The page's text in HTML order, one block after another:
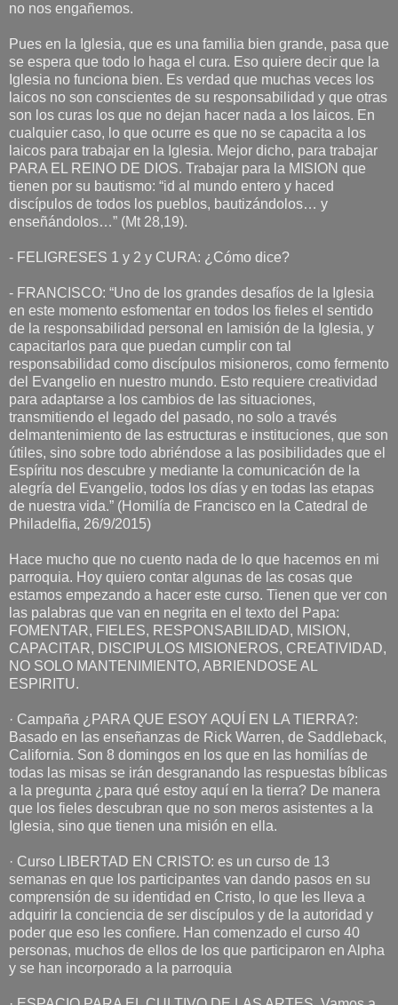
no nos engañemos.
Pues en la Iglesia, que es una familia bien grande, pasa que
se espera que todo lo haga el cura. Eso quiere decir que la
Iglesia no funciona bien. Es verdad que muchas veces los
laicos no son conscientes de su responsabilidad y que otras
son los curas los que no dejan hacer nada a los laicos. En
cualquier caso, lo que ocurre es que no se capacita a los
laicos para trabajar en la Iglesia. Mejor dicho, para trabajar
PARA EL REINO DE DIOS. Trabajar para la MISION que
tienen por su bautismo: “id al mundo entero y haced
discípulos de todos los pueblos, bautizándolos… y
enseñándolos…” (Mt 28,19).
- FELIGRESES 1 y 2 y CURA: ¿Cómo dice?
- FRANCISCO: “Uno de los grandes desafíos de la Iglesia
en este momento esfomentar en todos los fieles el sentido
de la responsabilidad personal en lamisión de la Iglesia, y
capacitarlos para que puedan cumplir con tal
responsabilidad como discípulos misioneros, como fermento
del Evangelio en nuestro mundo. Esto requiere creatividad
para adaptarse a los cambios de las situaciones,
transmitiendo el legado del pasado, no solo a través
delmantenimiento de las estructuras e instituciones, que son
útiles, sino sobre todo abriéndose a las posibilidades que el
Espíritu nos descubre y mediante la comunicación de la
alegría del Evangelio, todos los días y en todas las etapas
de nuestra vida.” (Homilía de Francisco en la Catedral de
Philadelfia, 26/9/2015)
Hace mucho que no cuento nada de lo que hacemos en mi
parroquia. Hoy quiero contar algunas de las cosas que
estamos empezando a hacer este curso. Tienen que ver con
las palabras que van en negrita en el texto del Papa:
FOMENTAR, FIELES, RESPONSABILIDAD, MISION,
CAPACITAR, DISCIPULOS MISIONEROS, CREATIVIDAD,
NO SOLO MANTENIMIENTO, ABRIENDOSE AL
ESPIRITU.
· Campaña ¿PARA QUE ESOY AQUÍ EN LA TIERRA?:
Basado en las enseñanzas de Rick Warren, de Saddleback,
California. Son 8 domingos en los que en las homilías de
todas las misas se irán desgranando las respuestas bíblicas
a la pregunta ¿para qué estoy aquí en la tierra? De manera
que los fieles descubran que no son meros asistentes a la
Iglesia, sino que tienen una misión en ella.
· Curso LIBERTAD EN CRISTO: es un curso de 13
semanas en que los participantes van dando pasos en su
comprensión de su identidad en Cristo, lo que les lleva a
adquirir la conciencia de ser discípulos y de la autoridad y
poder que eso les confiere. Han comenzado el curso 40
personas, muchos de ellos de los que participaron en Alpha
y se han incorporado a la parroquia